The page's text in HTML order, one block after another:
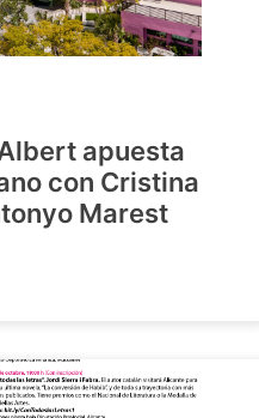
apuesta
con Cristina
Marest